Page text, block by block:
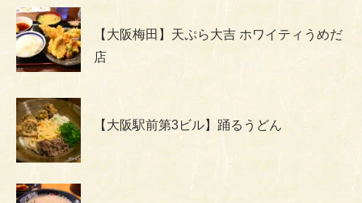
【大阪梅田】天ぷら大吉 ホワイティうめだ
店
【大阪駅前第3ビル】踊るうどん